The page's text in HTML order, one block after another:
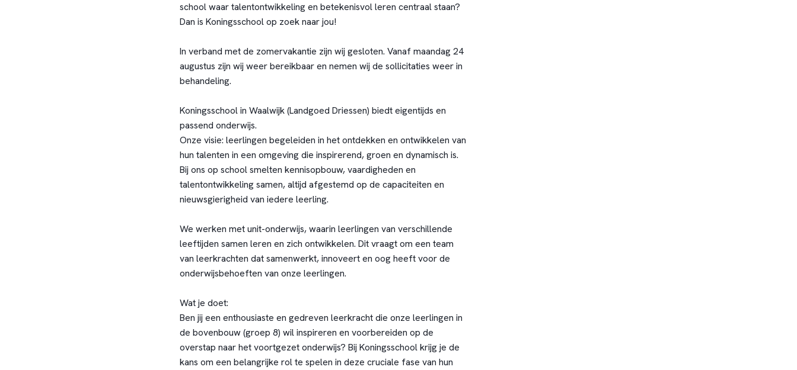
school waar talentontwikkeling en betekenisvol leren centraal staan?
Dan is Koningsschool op zoek naar jou!
In verband met de zomervakantie zijn wij gesloten. Vanaf maandag 24
augustus zijn wij weer bereikbaar en nemen wij de sollicitaties weer in
behandeling.
Koningsschool in Waalwijk (Landgoed Driessen) biedt eigentijds en
passend onderwijs.
Onze visie: leerlingen begeleiden in het ontdekken en ontwikkelen van
hun talenten in een omgeving die inspirerend, groen en dynamisch is.
Bij ons op school smelten kennisopbouw, vaardigheden en
talentontwikkeling samen, altijd afgestemd op de capaciteiten en
nieuwsgierigheid van iedere leerling.
We werken met unit-onderwijs, waarin leerlingen van verschillende
leeftijden samen leren en zich ontwikkelen. Dit vraagt om een team
van leerkrachten dat samenwerkt, innoveert en oog heeft voor de
onderwijsbehoeften van onze leerlingen.
Wat je doet:
Ben jij een enthousiaste en gedreven leerkracht die onze leerlingen in
de bovenbouw (groep 8) wil inspireren en voorbereiden op de
overstap naar het voortgezet onderwijs? Bij Koningsschool krijg je de
kans om een belangrijke rol te spelen in deze cruciale fase van hun